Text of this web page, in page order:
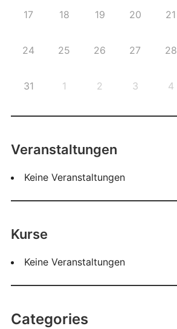
17 18 19 20 21
24 25 26 27 28
31 1 2 3 4
Veranstaltungen
Keine Veranstaltungen
Kurse
Keine Veranstaltungen
Categories